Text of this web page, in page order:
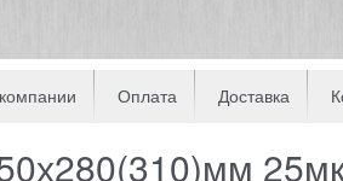
Оплата Доставка